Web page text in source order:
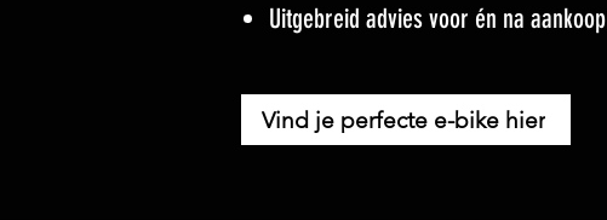
Uitgebreid advies voor én na aankoop
Vind je perfecte e-bike hier